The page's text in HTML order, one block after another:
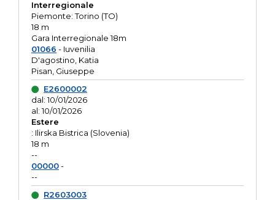
Interregionale
Piemonte: Torino (TO)
18 m
Gara Interregionale 18m
01066 - Iuvenilia
D'agostino, Katia
Pisan, Giuseppe
E2600002
dal: 10/01/2026
al: 10/01/2026
Estere
: Ilirska Bistrica (Slovenia)
18 m
--
00000-
--
R2603003